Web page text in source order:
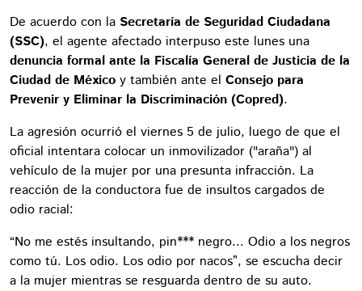
De acuerdo con la Secretaría de Seguridad Ciudadana
(SSC), el agente afectado interpuso este lunes una
denuncia formal ante la Fiscalía General de Justicia de la
Ciudad de México y también ante el Consejo para
Prevenir y Eliminar la Discriminación (Copred).
La agresión ocurrió el viernes 5 de julio, luego de que el
oficial intentara colocar un inmovilizador ("araña") al
vehículo de la mujer por una presunta infracción. La
reacción de la conductora fue de insultos cargados de
odio racial:
“No me estés insultando, pin*** negro... Odio a los negros
como tú. Los odio. Los odio por nacos”, se escucha decir
a la mujer mientras se resguarda dentro de su auto.